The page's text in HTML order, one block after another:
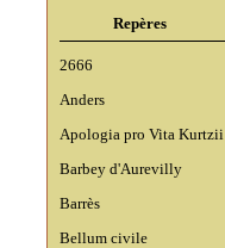
Repères
2666
Anders
Apologia pro Vita Kurtzii
Barbey d'Aurevilly
Barrès
Bellum civile